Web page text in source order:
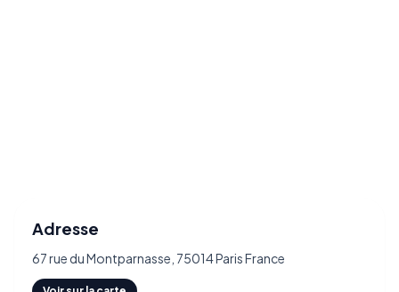
Adresse
67 rue du Montparnasse, 75014 Paris France